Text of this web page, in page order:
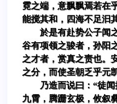
霓之端，意飘飘焉若在
能搅其和，四海不足汩
於是有赴势公子闻
谷有项领之骏者，孙阳
之才者，赏真之责也。
之分，而使圣朝乏乎元
乃造而说曰：“徒
九霄，腾跚玄极，攸叙